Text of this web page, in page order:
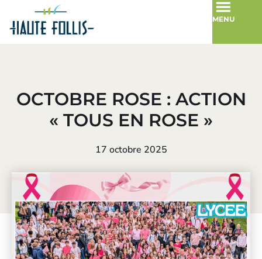
MENU
OCTOBRE ROSE : ACTION
« TOUS EN ROSE »
17 octobre 2025